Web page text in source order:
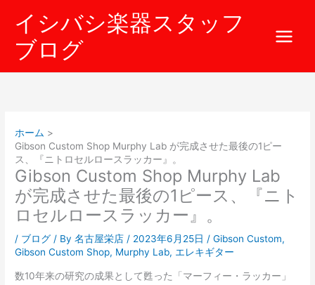
イシバシ楽器スタッフ
ブログ
ホーム
Gibson Custom Shop Murphy Lab が完成させた最後の1ピー
ス、『ニトロセルロースラッカー』。
Gibson Custom Shop Murphy Lab
が完成させた最後の1ピース、『ニト
ロセルロースラッカー』。
/ ブログ / By名古屋栄店 / 2023年6月25日 /Gibson Custom,
Gibson Custom Shop, Murphy Lab, エレキギター
数10年来の研究の成果として甦った「マーフィー・ラッカー」